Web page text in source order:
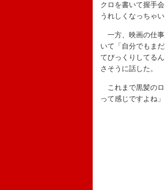
クロを書いて握手
うれしくなっちゃ
一方、映画の仕事
いて「自分でもま
てびっくりしてる
さそうに話した。
これまで黒髪のロ
って感じですよね